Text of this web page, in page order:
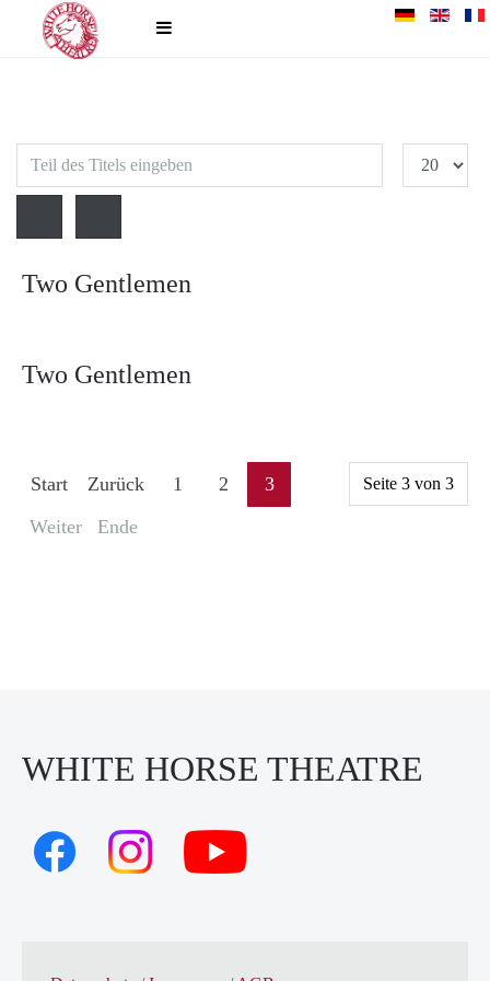
Teil
des
eingeben
Anzeige
#
Two Gentlemen
Two Gentlemen
Seite 3 von 3
Start Zurück 1 2
3
Weiter
Ende
WHITE HORSE THEATRE